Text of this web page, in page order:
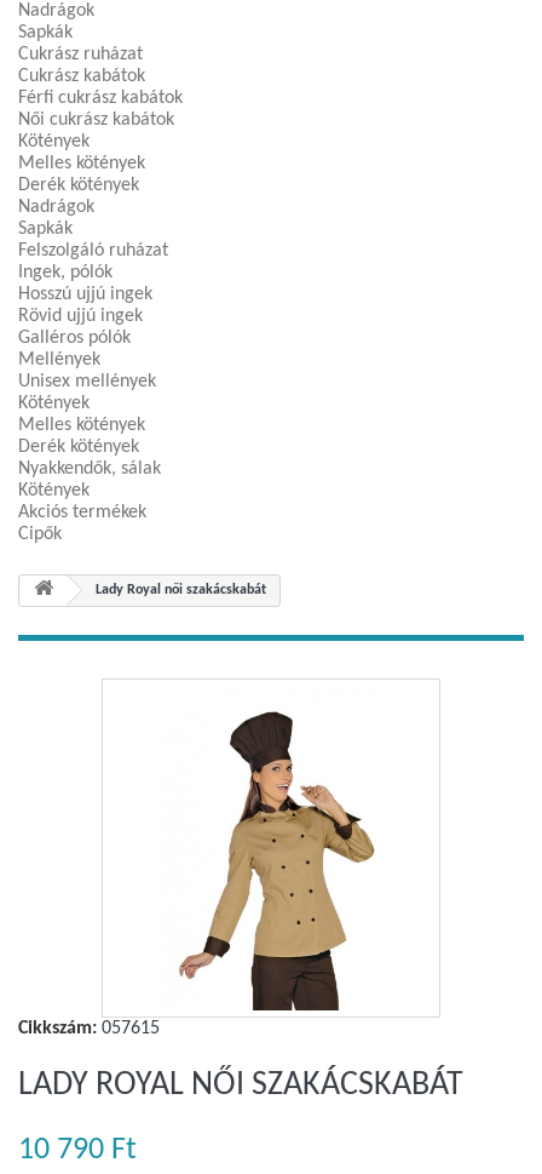
Nadrágok
Sapkák
Cukrász ruházat
Cukrász kabátok
Férfi cukrász kabátok
Női cukrász kabátok
Kötények
Melles kötények
Derék kötények
Nadrágok
Sapkák
Felszolgáló ruházat
Ingek, pólók
Hosszú ujjú ingek
Rövid ujjú ingek
Galléros pólók
Mellények
Unisex mellények
Kötények
Melles kötények
Derék kötények
Nyakkendők, sálak
Kötények
Akciós termékek
Cipők
Lady Royal női szakácskabát
Nagyobb
Cikkszám: 057615
LADY ROYAL NŐI SZAKÁCSKABÁT
10 790 Ft‎